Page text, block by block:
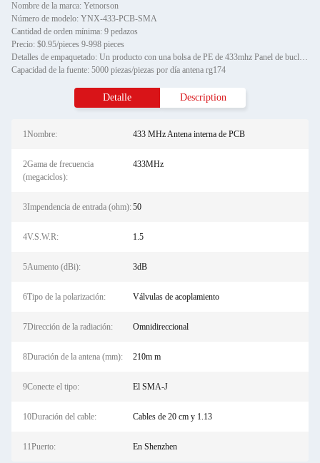
Nombre de la marca: Yetnorson
Número de modelo: YNX-433-PCB-SMA
Cantidad de orden mínima: 9 pedazos
Precio: $0.95/pieces 9-998 pieces
Detalles de empaquetado: Un producto con una bolsa de PE de 433mhz Panel de bucle magnético Antena de módulo inalámbrico Plac
Capacidad de la fuente: 5000 piezas/piezas por día antena rg174
Detalle Description
1Nombre: 433 MHz Antena interna de PCB
2Gama de frecuencia
(megaciclos):
433MHz
3Impendencia de entrada (ohm):50
4V.S.W.R: 1.5
5Aumento (dBi): 3dB
6Tipo de la polarización: Válvulas de acoplamiento
7Dirección de la radiación: Omnidireccional
8Duración de la antena (mm): 210m m
9Conecte el tipo: El SMA-J
10Duración del cable: Cables de 20 cm y 1.13
11Puerto: En Shenzhen